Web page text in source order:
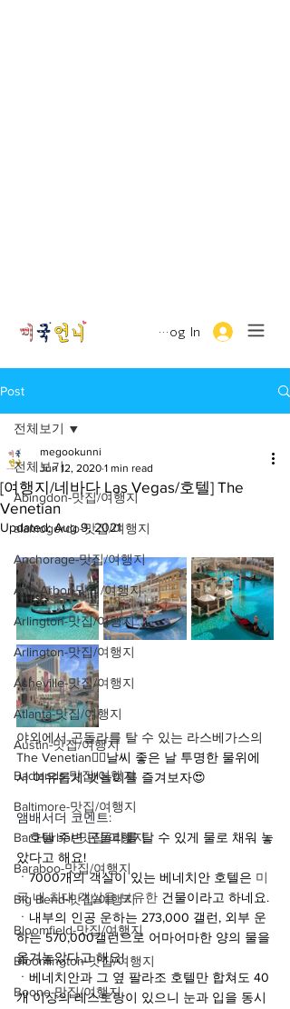
Log In
Post
전체보기
Abingdon-맛집/여행지
alamogordo-맛집/여행지
Anchorage-맛집/여행지
Ann Arbor-맛집/여행지
Arlington-맛집/여행지
Arlington-맛집/여행지
Asheville-맛집/여행지
Atlanta-맛집/여행지
Austin-맛집/여행지
Badlands-맛집/여행지
Baltimore-맛집/여행지
Bar Harbor-맛집/여행지
Baraboo-맛집/여행지
Big Bend-맛집/여행지
Bloomfield-맛집/여행지
Bloomington-맛집/여행지
Boone-맛집/여행지
전체보기
[여행지/네바다 Las Vegas/호텔] The
Venetian
megookunni
Jun 12, 2020 1 min read
Updated:Aug 9, 2021
야외에서 곤돌라를 탈 수 있는 라스베가스의
The Venetian🚣‍♀️날씨 좋은 날 투명한 물위에
서 여유롭게 뱃놀이를 즐겨보자😍
앰배서더 코멘트:
ㆍ호텔 주변 곤돌라를 탈 수 있게 물로 채워 놓
았다고 해요!
ㆍ7000개의 객실이 있는 베네치안 호텔은 미
국 내 최대 객실을 보유한 건물이라고 하네요.
ㆍ내부의 인공 운하는 273,000 갤런, 외부 운
하는 570,000갤런으로 어마어마한 양의 물을
옮겨놓았다고 해요!
ㆍ베네치안과 그 옆 팔라조 호텔만 합쳐도 40
개 이상의 레스토랑이 있으니 눈과 입을 동시